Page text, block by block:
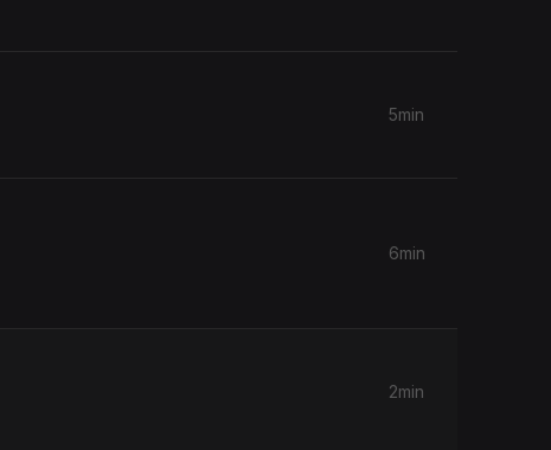
5min
6min
2min